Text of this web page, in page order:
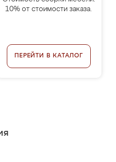
10% от стоимости заказа.
ПЕРЕЙТИ В КАТАЛОГ